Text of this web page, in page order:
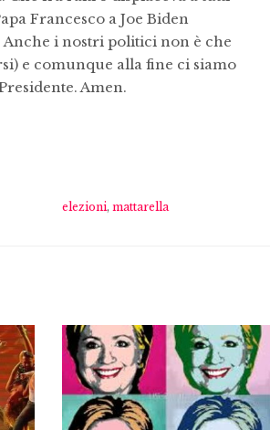
Francesco a Joe Biden
i nostri politici non è che
e comunque alla fine ci siamo
Amen.
elezioni, mattarella